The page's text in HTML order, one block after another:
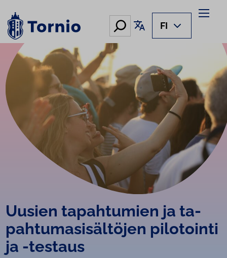
sisältöön
Hae Käännä sivu
FI
Uusien tapahtumien ja ta­
pah­tu­ma­si­säl­tö­jen pilotointi
ja -testaus